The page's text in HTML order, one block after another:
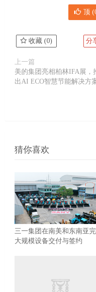
顶 (
收藏 (0) 分
上一篇
美的集团亮相柏林IFA展，
出AI ECO智慧节能解决方
猜你喜欢
三一集团在南美和东南亚
大规模设备交付与签约